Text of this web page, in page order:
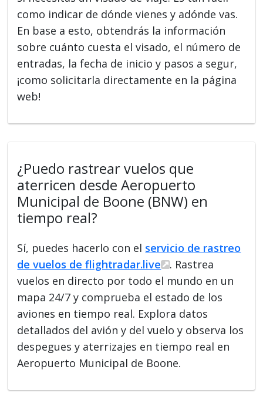
como indicar de dónde vienes y adónde vas.
En base a esto, obtendrás la información
sobre cuánto cuesta el visado, el número de
entradas, la fecha de inicio y pasos a segur,
¡como solicitarla directamente en la página
web!
¿Puedo rastrear vuelos que
aterricen desde Aeropuerto
Municipal de Boone (BNW) en
tiempo real?
Sí, puedes hacerlo con el servicio de rastreo
de vuelos de flightradar.live
. Rastrea
vuelos en directo por todo el mundo en un
mapa 24/7 y comprueba el estado de los
aviones en tiempo real. Explora datos
detallados del avión y del vuelo y observa los
despegues y aterrizajes en tiempo real en
Aeropuerto Municipal de Boone.